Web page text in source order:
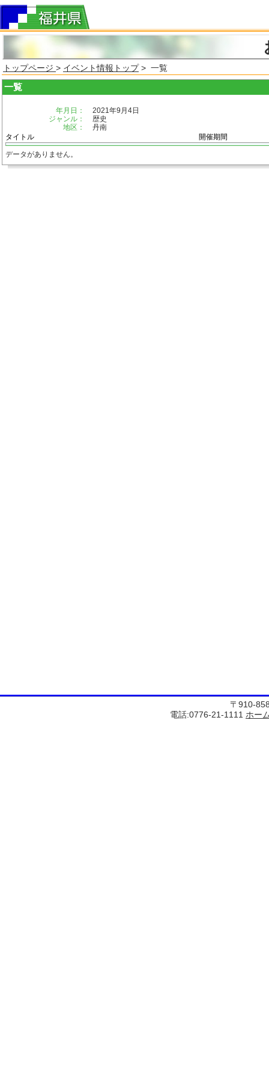
トップページ > イベント情報トップ> 一覧
一覧
年月日：
2021年9月4日
ジャンル：
歴史
地区：
丹南
タイトル
開催期間
データがありません。
〒910-
電話:0776-21-1111 ホー